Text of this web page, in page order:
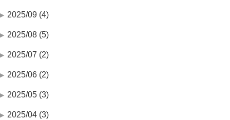
2025/09 (4)
2025/08 (5)
2025/07 (2)
2025/06 (2)
2025/05 (3)
2025/04 (3)